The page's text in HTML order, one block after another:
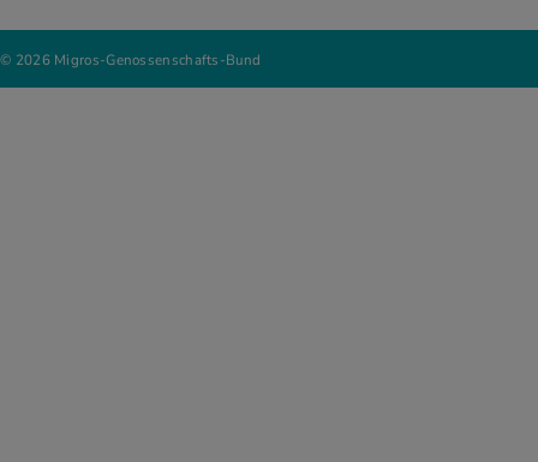
© 2026 Migros-Genossenschafts-Bund